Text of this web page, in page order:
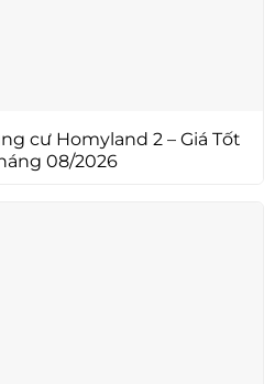
cư Homyland 2 – Giá Tốt
08/2026